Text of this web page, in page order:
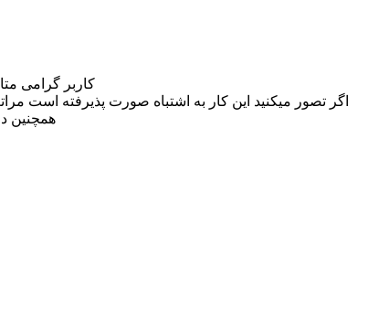
کاربر گرامی
اگر تصور میکنید این کار به اشتباه صورت پذیرفته است مراتب این مسئله را
همچنین